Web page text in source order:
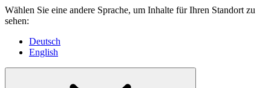
Wählen Sie eine andere Sprache, um Inhalte für Ihren Standort zu
sehen:
Deutsch
English